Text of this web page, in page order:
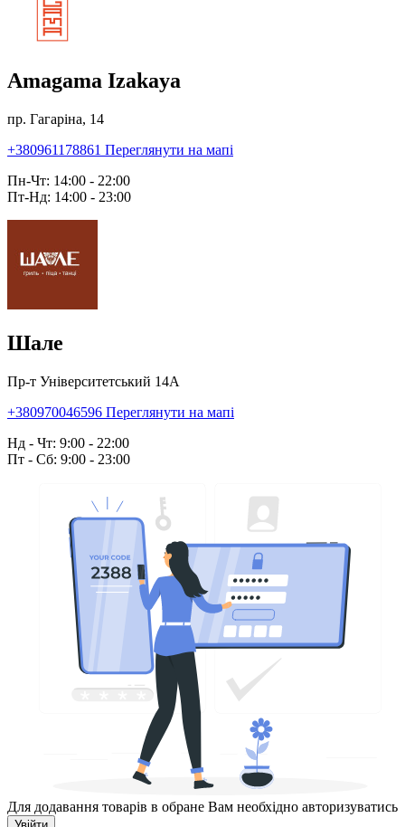
Amagama Izakaya
пр. Гагаріна, 14
+380961178861 Переглянути на мапі
Пн-Чт: 14:00 - 22:00
Пт-Нд: 14:00 - 23:00
Шале
Пр-т Університетський 14А
+380970046596 Переглянути на мапі
Нд - Чт: 9:00 - 22:00
Пт - Сб: 9:00 - 23:00
Для додавання товарів в обране Вам необхідно авторизуватись